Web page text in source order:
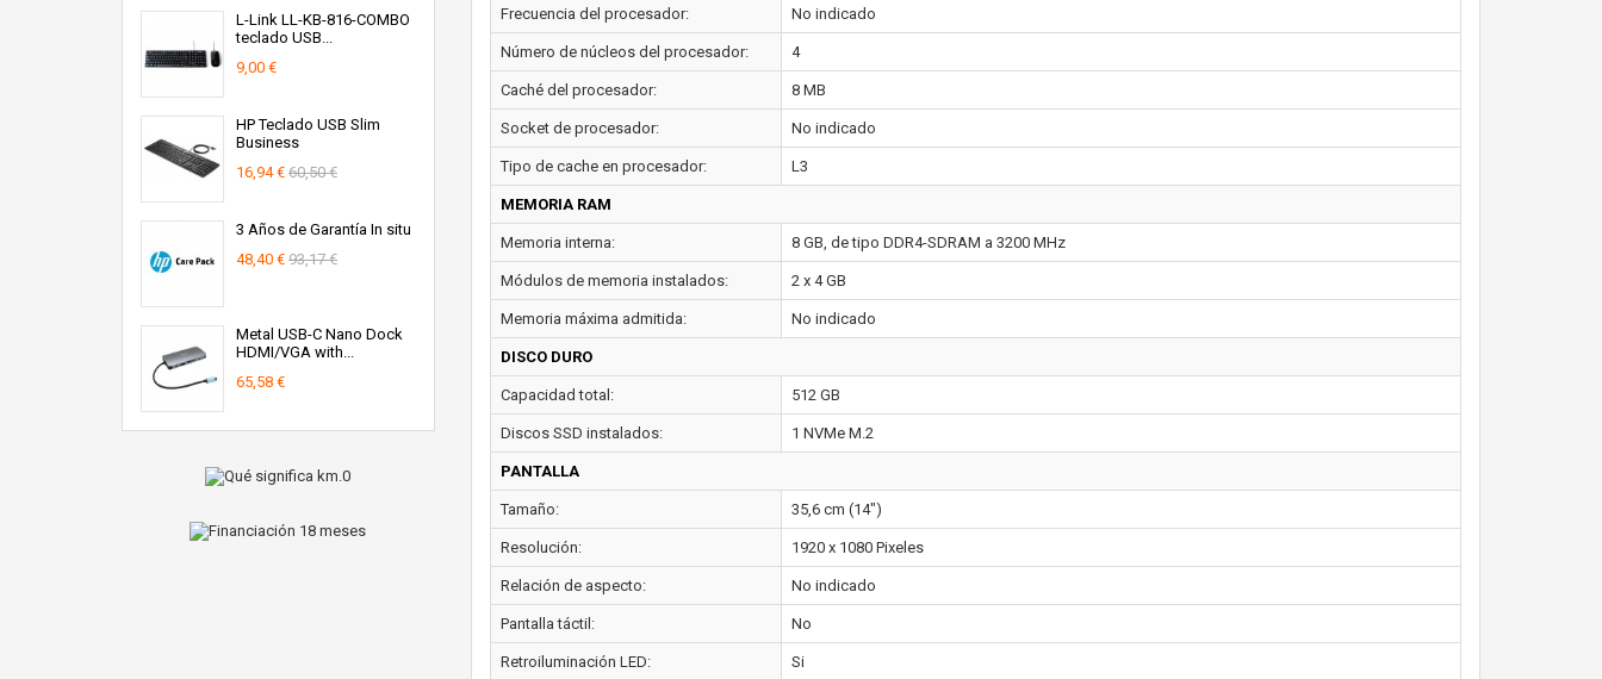
L-Link LL-KB-816-COMBO
teclado USB...
9,00 €
HP Teclado USB Slim
Business
16,94 € 60,50 €
3 Años de Garantía In situ
48,40 € 93,17 €
Metal USB-C Nano Dock
HDMI/VGA with...
65,58 €
Frecuencia del procesador: No indicado
Número de núcleos del procesador: 4
Caché del procesador: 8 MB
Socket de procesador: No indicado
Tipo de cache en procesador: L3
MEMORIA RAM
Memoria interna: 8 GB, de tipo DDR4-SDRAM a 3200 MHz
Módulos de memoria instalados: 2 x 4 GB
Memoria máxima admitida: No indicado
DISCO DURO
Capacidad total: 512 GB
Discos SSD instalados: 1 NVMe M.2
PANTALLA
Tamaño: 35,6 cm (14")
Resolución: 1920 x 1080 Pixeles
Relación de aspecto: No indicado
Pantalla táctil: No
Retroiluminación LED: Si